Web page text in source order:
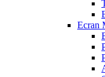
Ecran